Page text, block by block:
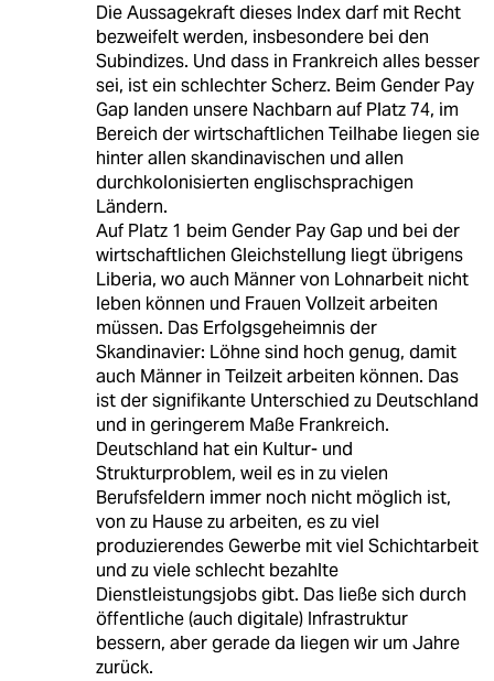
Die Aussagekraft dieses Index darf mit Recht
bezweifelt werden, insbesondere bei den
Subindizes. Und dass in Frankreich alles besser
sei, ist ein schlechter Scherz. Beim Gender Pay
Gap landen unsere Nachbarn auf Platz 74, im
Bereich der wirtschaftlichen Teilhabe liegen sie
hinter allen skandinavischen und allen
durchkolonisierten englischsprachigen
Ländern.
Auf Platz 1 beim Gender Pay Gap und bei der
wirtschaftlichen Gleichstellung liegt übrigens
Liberia, wo auch Männer von Lohnarbeit nicht
leben können und Frauen Vollzeit arbeiten
müssen. Das Erfolgsgeheimnis der
Skandinavier: Löhne sind hoch genug, damit
auch Männer in Teilzeit arbeiten können. Das
ist der signifikante Unterschied zu Deutschland
und in geringerem Maße Frankreich.
Deutschland hat ein Kultur- und
Strukturproblem, weil es in zu vielen
Berufsfeldern immer noch nicht möglich ist,
von zu Hause zu arbeiten, es zu viel
produzierendes Gewerbe mit viel Schichtarbeit
und zu viele schlecht bezahlte
Dienstleistungsjobs gibt. Das ließe sich durch
öffentliche (auch digitale) Infrastruktur
bessern, aber gerade da liegen wir um Jahre
zurück.